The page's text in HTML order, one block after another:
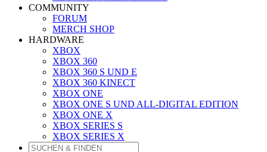
COMMUNITY
FORUM
MERCH SHOP
HARDWARE
XBOX
XBOX 360
XBOX 360 S UND E
XBOX 360 KINECT
XBOX ONE
XBOX ONE S UND ALL-DIGITAL EDITION
XBOX ONE X
XBOX SERIES S
XBOX SERIES X